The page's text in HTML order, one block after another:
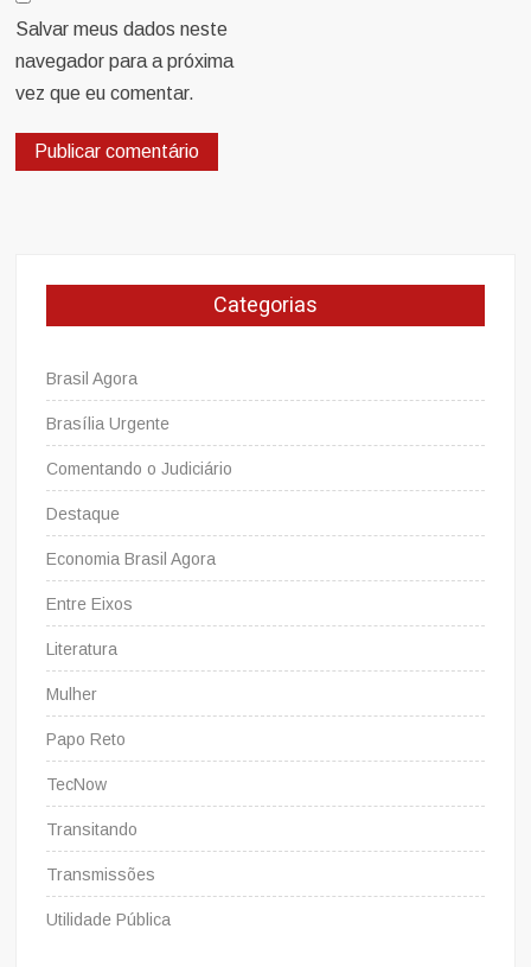
Salvar meus dados neste
navegador para a próxima
vez que eu comentar.
Categorias
Brasil Agora
Brasília Urgente
Comentando o Judiciário
Destaque
Economia Brasil Agora
Entre Eixos
Literatura
Mulher
Papo Reto
TecNow
Transitando
Transmissões
Utilidade Pública